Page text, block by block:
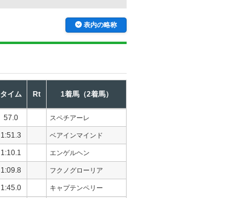
表内の略称
タイム Rt 1着馬（2着馬）
57.0 スペチアーレ
1:51.3 ベアインマインド
1:10.1 エンゲルヘン
1:09.8 フクノグローリア
1:45.0 キャプテンペリー